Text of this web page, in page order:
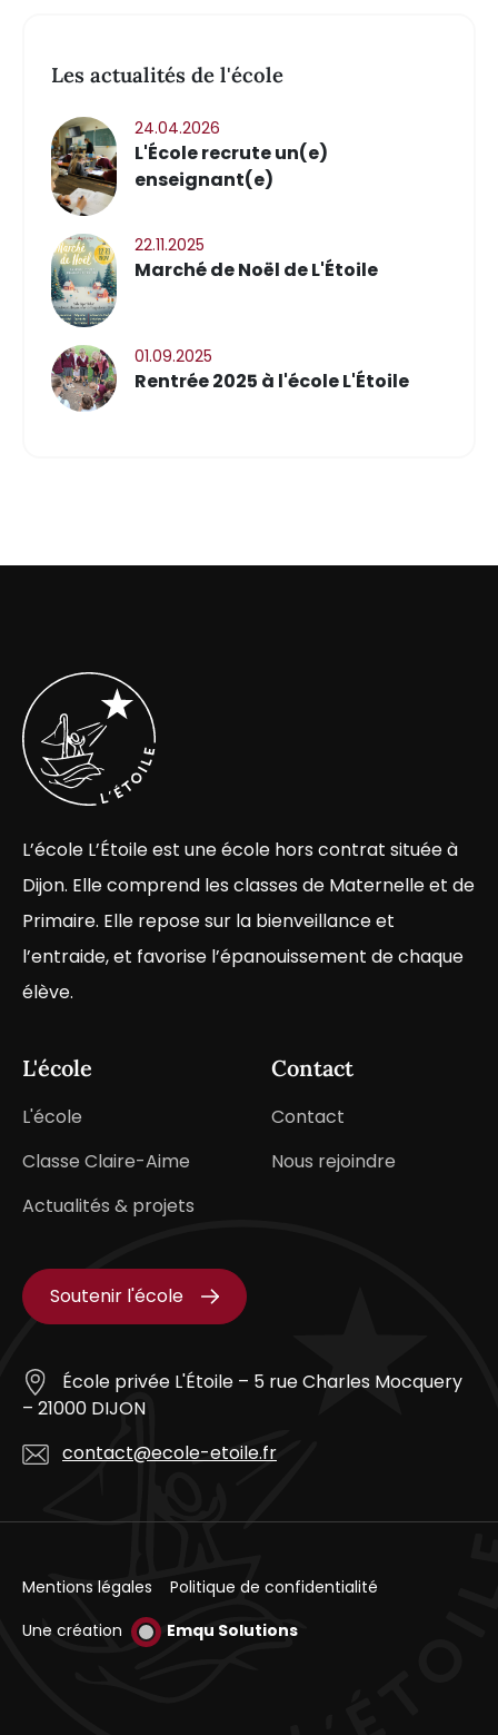
Les actualités de l'école
24.04.2026
L'École recrute un(e)
enseignant(e)
22.11.2025
Marché de Noël de L'Étoile
01.09.2025
Rentrée 2025 à l'école L'Étoile
L’école L’Étoile est une école hors contrat située à
Dijon. Elle comprend les classes de Maternelle et de
Primaire. Elle repose sur la bienveillance et
l’entraide, et favorise l’épanouissement de chaque
élève.
L'école
L'école
Classe Claire-Aime
Actualités & projets
Contact
Contact
Nous rejoindre
Soutenir l'école
École privée L'Étoile – 5 rue Charles Mocquery
– 21000 DIJON
contact@ecole-etoile.fr
Mentions légales
Politique de confidentialité
Une création
Emqu Solutions